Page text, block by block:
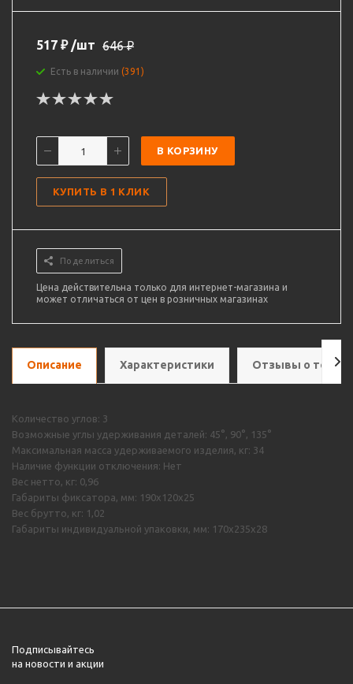
517 ₽ /шт 646₽
Есть в наличии (391)
В КОРЗИНУ
КУПИТЬ В 1 КЛИК
Поделиться
Цена действительна только для интернет-магазина и
может отличаться от цен в розничных магазинах
Описание Характеристики Отзывы о
Количество углов: 3
Возможные углы удерживания деталей: 45°, 90°, 135°
Максимальная масса удерживаемого изделия, кг: 34
Наличие функции отключения: Нет
Вес нетто, кг: 0,96
Габариты фиксатора, мм: 190х120х25
Вес брутто, кг: 1,02
Габариты индивидуальной упаковки, мм: 170х235х28
Подписывайтесь
на новости и акции